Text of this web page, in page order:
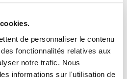
de personnaliser le contenu
fonctionnalités relatives aux
notre trafic. Nous
informations sur l'utilisation de
2 ou 3 l d'eau. Finir en paillant au
espacement de 40 à 50 cm entre
aération et favorise le